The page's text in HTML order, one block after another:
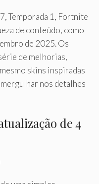
Temporada 1, Fortnite
de conteúdo, como
de 2025. Os
de melhorias,
skins inspiradas
nos detalhes
de 4